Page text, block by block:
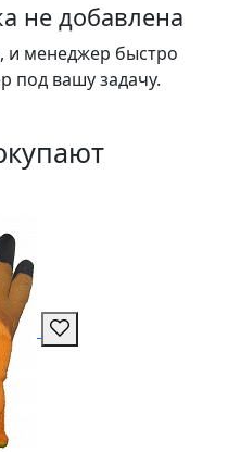
не добавлена
и менеджер быстро
под вашу задачу.